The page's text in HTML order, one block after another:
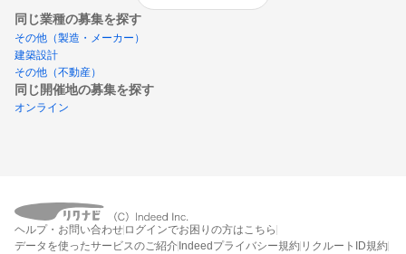
同じ業種の募集を探す
その他（製造・メーカー）
建築設計
その他（不動産）
同じ開催地の募集を探す
オンライン
エントリーするとプログラムの詳細案内を
受け取れるようになります
ヘルプ・お問い合わせ ログインでお困りの方はこちら
データを使ったサービスのご紹介 Indeedプライバシー規約 リクルートID規約